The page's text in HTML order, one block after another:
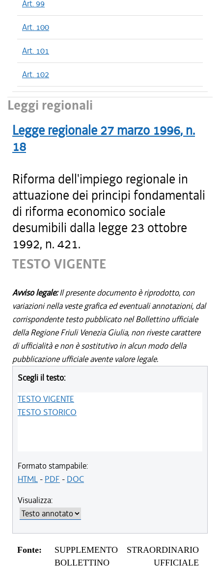
Art. 99
Art. 100
Art. 101
Art. 102
Leggi regionali
Legge regionale 27 marzo 1996, n.
18
Riforma dell'impiego regionale in
attuazione dei principi fondamentali
di riforma economico sociale
desumibili dalla legge 23 ottobre
1992, n. 421.
TESTO VIGENTE
Avviso legale:Il presente documento è riprodotto, con
variazioni nella veste grafica ed eventuali annotazioni, dal
corrispondente testo pubblicato nel Bollettino ufficiale
della Regione Friuli Venezia Giulia, non riveste carattere
di ufficialità e non è sostitutivo in alcun modo della
pubblicazione ufficiale avente valore legale.
Scegli il testo:
TESTO VIGENTE
TESTO STORICO
Formato stampabile:
HTML- PDF - DOC
Visualizza:
Fonte:
SUPPLEMENTO STRAORDINARIO
BOLLETTINO UFFICIALE